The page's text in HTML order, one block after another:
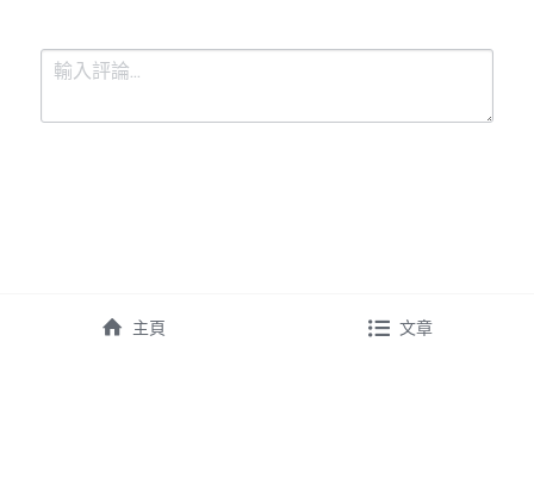
主頁 文章